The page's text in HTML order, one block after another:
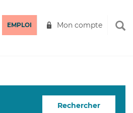
EMPLOI Mon compte
Rechercher